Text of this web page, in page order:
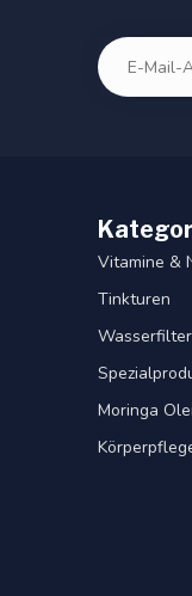
Vitamine &
Tinkturen
Wasserfilter
Moringa